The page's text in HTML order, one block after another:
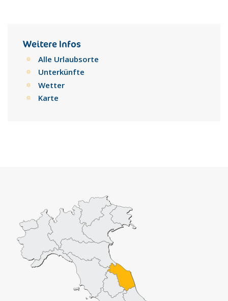
Prozession in Renaissancekostümen durch die Straßen der
Innenstadt, bevor die Stadtteile beim Pferderennen, dem
Corsa alla Spada, gegeneinander antreten.
Weitere Infos
Alle Urlaubsorte
Unterkünfte
Wetter
Karte